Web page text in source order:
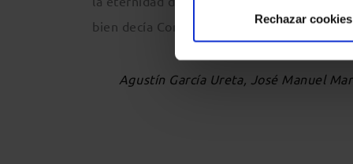
Rechazar cookies
bien decía Confucio, “la meta es el camino”.
Agustín García Ureta, José Manuel